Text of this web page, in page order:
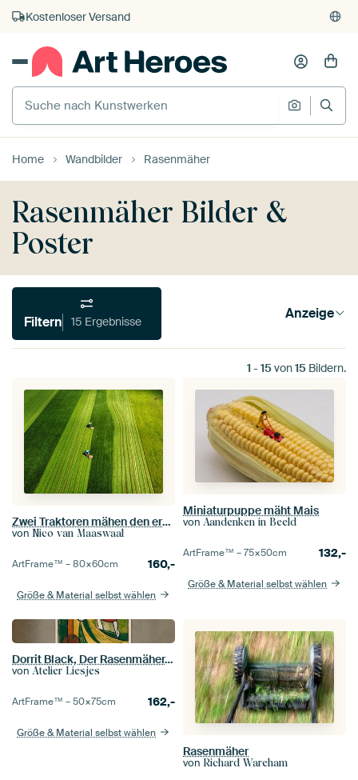
Kauf auf Rechnung
Individueller Druck auf Bestellung
Home Wandbilder Rasenmäher
Rasenmäher Bilder &
Poster
Filtern 15 Ergebnisse Anzeige
1 - 15von15 Bildern.
Zwei Traktoren mähen den ersten Rasenschnitt des Jahres
von Nico van Maaswaal
ArtFrame™ –80×60cm 160,-
Größe & Material selbst wählen
Miniaturpuppe mäht Mais
von Aandenken in Beeld
ArtFrame™ –75×50cm 132,-
Größe & Material selbst wählen
Dorrit Black, Der Rasenmäher, 1932
von Atelier Liesjes
ArtFrame™ –50×75cm 162,-
Größe & Material selbst wählen
Rasenmäher
von Richard Wareham